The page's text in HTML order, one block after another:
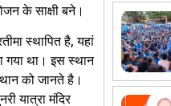
के साक्षी बने।
स्थापित है, यहां
गया था। इस स्थान
को जानते है।
यात्रा मंदिर